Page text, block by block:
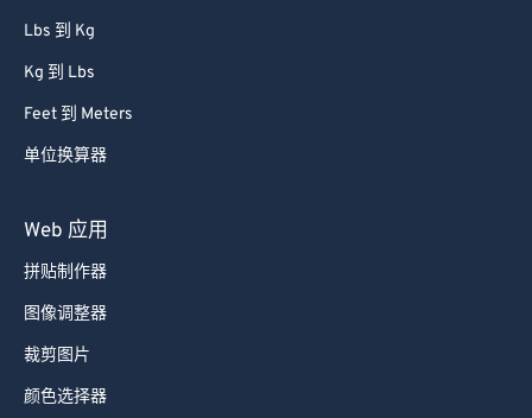
Lbs 到 Kg
Kg 到 Lbs
Feet 到 Meters
单位换算器
Web 应用
拼贴制作器
图像调整器
裁剪图片
颜色选择器